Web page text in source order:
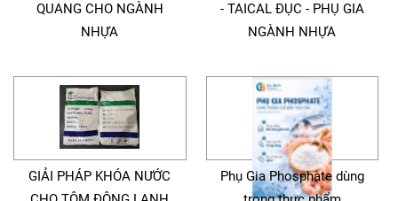
QUANG CHO NGÀNH
NHỰA
- TAICAL ĐỤC - PHỤ GIA
NGÀNH NHỰA
GIẢI PHÁP KHÓA NƯỚC
Phụ Gia Phosphate dùng